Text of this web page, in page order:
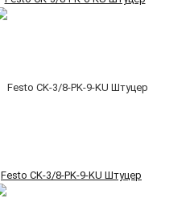
Festo CK-3/8-PK-9-KU Штуцер